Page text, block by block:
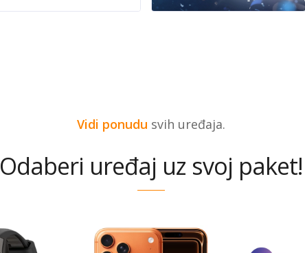
Vidi ponudu svih uređaja.
Odaberi uređaj uz svoj paket!